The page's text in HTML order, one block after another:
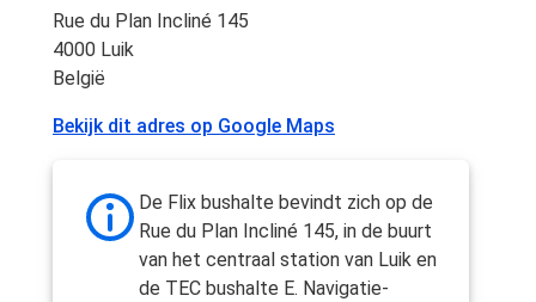
Rue du Plan Incliné 145
4000 Luik
België
Bekijk dit adres op Google Maps
De Flix bushalte bevindt zich op de
Rue du Plan Incliné 145, in de buurt
van het centraal station van Luik en
de TEC bushalte E. Navigatie-